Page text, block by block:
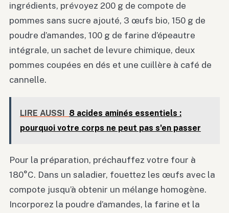
ingrédients, prévoyez 200 g de compote de
pommes sans sucre ajouté, 3 œufs bio, 150 g de
poudre d’amandes, 100 g de farine d’épeautre
intégrale, un sachet de levure chimique, deux
pommes coupées en dés et une cuillère à café de
cannelle.
LIRE AUSSI 8 acides aminés essentiels :
pourquoi votre corps ne peut pas s'en passer
Pour la préparation, préchauffez votre four à
180°C. Dans un saladier, fouettez les œufs avec la
compote jusqu’à obtenir un mélange homogène.
Incorporez la poudre d’amandes, la farine et la